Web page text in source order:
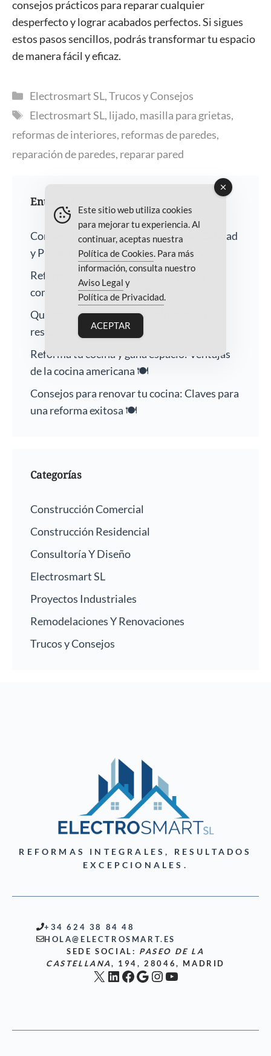
consejos prácticos para reparar cualquier
desperfecto y lograr acabados perfectos. Si sigues
estos pasos sencillos, podrás transformar tu espacio
de manera fácil y eficaz.
Categorías
Electrosmart SL,Trucos y Consejos
Etiquetas
Electrosmart SL, lijado, masilla para grietas,
reformas de interiores, reformas de paredes,
reparación de paredes, reparar pared
Entradas recientes
Confíe su Hogar a Nuestra Empresa: Calidad
y Profesionalismo Garantizados 🏠🔨
Reforma de baños: Aumenta el valor y la
comodidad de tu hogar 🛁
Qué debes saber antes de reformar un
restaurante 🍽️
Reforma tu cocina y gana espacio: Ventajas
de la cocina americana 🍽️
Consejos para renovar tu cocina: Claves para
una reforma exitosa 🍽️
Categorías
Construcción Comercial
Construcción Residencial
Consultoría Y Diseño
Electrosmart SL
Proyectos Industriales
Remodelaciones Y Renovaciones
Trucos y Consejos
REFORMAS INTEGRALES, RESULTADOS
EXCEPCIONALES.
+34 624 38 84 48
HOLA@ELECTROSMART.ES
SEDE SOCIAL: PASEO DE LA
CASTELLANA, 194, 28046, MADRID
X LinkedIn
Facebook
Google
Instagram
YouTube
Este sitio web utiliza cookies
para mejorar tu experiencia. Al
continuar, aceptas nuestra
Política de Cookies. Para más
información, consulta nuestro
Aviso Legal y
Política de Privacidad.
ACEPTAR